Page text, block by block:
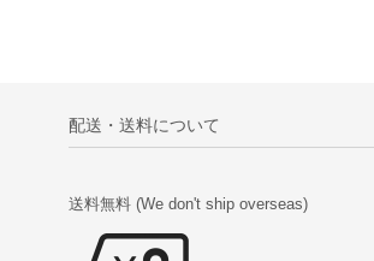
配送・送料について
送料無料 (We don't ship overseas)